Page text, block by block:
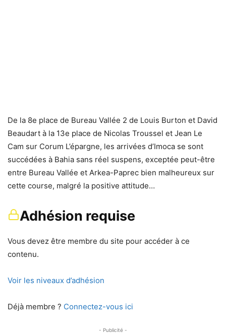
De la 8e place de Bureau Vallée 2 de Louis Burton et David
Beaudart à la 13e place de Nicolas Troussel et Jean Le
Cam sur Corum L’épargne, les arrivées d’Imoca se sont
succédées à Bahia sans réel suspens, exceptée peut-être
entre Bureau Vallée et Arkea-Paprec bien malheureux sur
cette course, malgré la positive attitude…
Adhésion requise
Vous devez être membre du site pour accéder à ce
contenu.
Voir les niveaux d’adhésion
Déjà membre ? Connectez-vous ici
- Publicité -